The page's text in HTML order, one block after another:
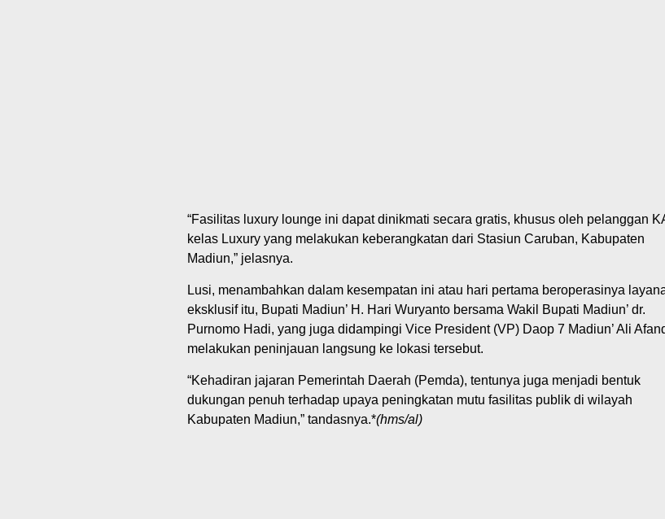
“Fasilitas luxury lounge ini dapat dinikmati secara gratis, khusus oleh pelanggan
kelas Luxury yang melakukan keberangkatan dari Stasiun Caruban, Kabupaten
Madiun,” jelasnya.
‎Lusi, menambahkan dalam kesempatan ini atau hari pertama beroperasinya
eksklusif itu, Bupati Madiun’ H. Hari Wuryanto bersama Wakil Bupati Madiun’ dr.
Purnomo Hadi, yang juga didampingi Vice President (VP) Daop 7 Madiun’ Ali
melakukan peninjauan langsung ke lokasi tersebut.
“Kehadiran jajaran Pemerintah Daerah (Pemda), tentunya juga menjadi bentuk
dukungan penuh terhadap upaya peningkatan mutu fasilitas publik di wilayah
Kabupaten Madiun,” tandasnya.*(hms/al)